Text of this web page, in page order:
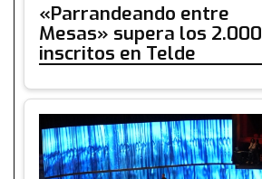
«Parrandeando entre
Mesas» supera los 2.000
inscritos en Telde